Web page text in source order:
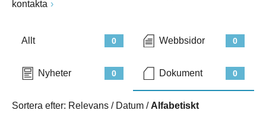
kontakta
0
Allt 0
Webbsidor
0
Nyheter 0
Dokument
Sortera efter: Relevans / Datum / Alfabetiskt